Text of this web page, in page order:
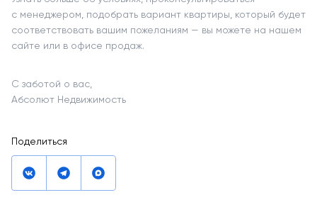
с менеджером, подобрать вариант квартиры, который будет
соответствовать вашим пожеланиям — вы можете на нашем
сайте или в офисе продаж.
С заботой о вас,
Абсолют Недвижимость
Поделиться